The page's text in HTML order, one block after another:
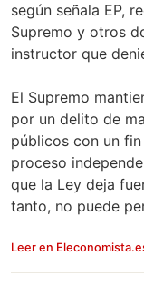
según señala EP,
Supremo y otros
instructor que
El Supremo
por un delito de
públicos con un
proceso
que la Ley deja
tanto, no puede
Leer en